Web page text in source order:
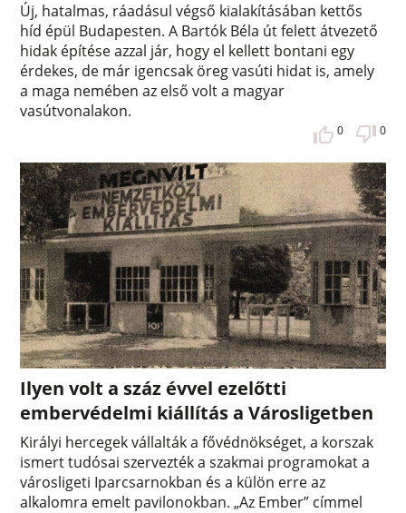
Új, hatalmas, ráadásul végső kialakításában kettős
híd épül Budapesten. A Bartók Béla út felett átvezető
hidak építése azzal jár, hogy el kellett bontani egy
érdekes, de már igencsak öreg vasúti hidat is, amely
a maga nemében az első volt a magyar
vasútvonalakon.
0 0
Ilyen volt a száz évvel ezelőtti
embervédelmi kiállítás a Városligetben
Királyi hercegek vállalták a fővédnökséget, a korszak
ismert tudósai szervezték a szakmai programokat a
városligeti Iparcsarnokban és a külön erre az
alkalomra emelt pavilonokban. „Az Ember” címmel